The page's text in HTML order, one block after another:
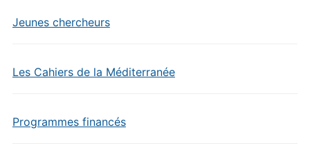
Jeunes chercheurs
Les Cahiers de la Méditerranée
Programmes financés